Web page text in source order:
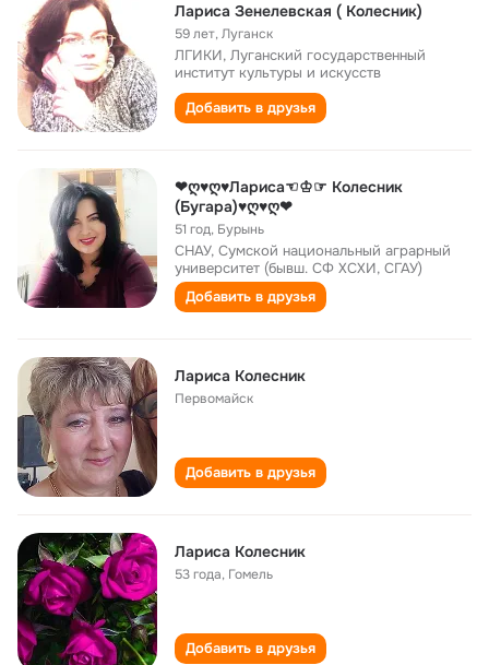
Лариса Зенелевская ( Колесник)
59 лет,Луганск
ЛГИКИ, Луганский государственный
институт культуры и искусств
Добавить в друзья
❤ღ♥ღ♥Лариса☜♔☞ Колесник
(Бугара)♥ღ♥ღ❤
51 год, Бурынь
СНАУ, Сумской национальный аграрный
университет (бывш. СФ ХСХИ, СГАУ)
Добавить в друзья
Лариса Колесник
Первомайск
Добавить в друзья
Лариса Колесник
53 года, Гомель
Добавить в друзья